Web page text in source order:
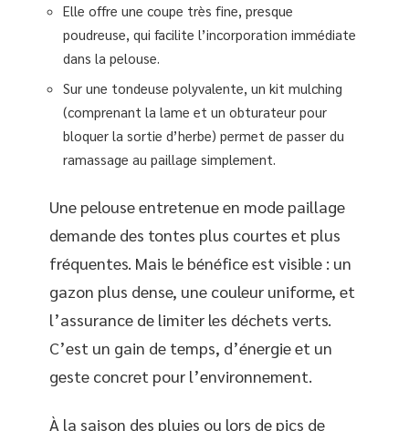
Elle offre une coupe très fine, presque
poudreuse, qui facilite l’incorporation immédiate
dans la pelouse.
Sur une tondeuse polyvalente, un kit mulching
(comprenant la lame et un obturateur pour
bloquer la sortie d’herbe) permet de passer du
ramassage au paillage simplement.
Une pelouse entretenue en mode paillage
demande des tontes plus courtes et plus
fréquentes. Mais le bénéfice est visible : un
gazon plus dense, une couleur uniforme, et
l’assurance de limiter les déchets verts.
C’est un gain de temps, d’énergie et un
geste concret pour l’environnement.
À la saison des pluies ou lors de pics de